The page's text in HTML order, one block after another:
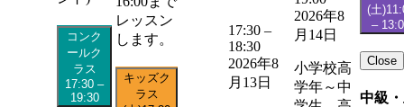
コンク
ールク
ラス
17:30 –
19:30
レッスン
します。
キッズク
ラス
17:30 –
18:30
2026年8
月13日
2026年8
月14日
小学校高
学年～中
(土)
–
Close
中級